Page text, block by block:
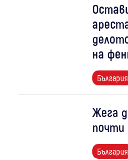
на
България
Жега
почти
България